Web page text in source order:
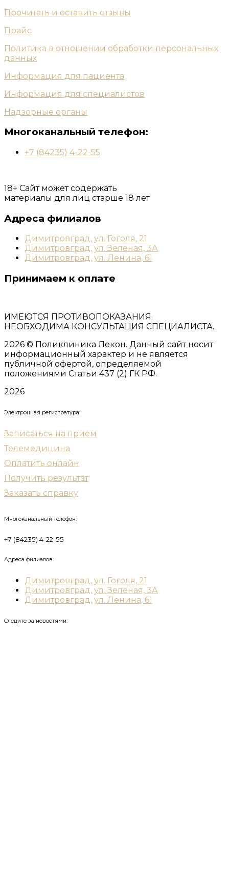
Прочитать и оставить отзывы
Прайс
Политика в отношении обработки персональных
данных
Информация для пациента
Информация для специалистов
Надзорные органы
Многоканальный телефон:
+7 (84235) 4-22-55
18+ Сайт может содержать
материалы для лиц старше 18 лет
Адреса филиалов
Димитровград, ул. Гоголя, 21
Димитровград, ул. Зелёная, 3А
Димитровград, ул. Ленина, 61
Принимаем к оплате
ИМЕЮТСЯ ПРОТИВОПОКАЗАНИЯ.
НЕОБХОДИМА КОНСУЛЬТАЦИЯ СПЕЦИАЛИСТА.
2026 © Поликлиника Лекон. Данный сайт носит
информационный характер и не является
публичной офертой, определяемой
положениями Статьи 437 (2) ГК РФ.
2026
Электронная регистратура:
Записаться на прием
Телемедицина
Оплатить онлайн
Получить результат
Заказать справку
Многоканальный телефон:
+7 (84235) 4-22-55
Адреса филиалов:
Димитровград, ул. Гоголя, 21
Димитровград, ул. Зелёная, 3А
Димитровград, ул. Ленина, 61
Следите за новостями: